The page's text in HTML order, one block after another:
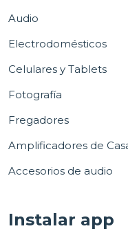
Audio
Electrodomésticos
Celulares y Tablets
Fotografía
Fregadores
Amplificadores de
Accesorios de audio
Instalar app